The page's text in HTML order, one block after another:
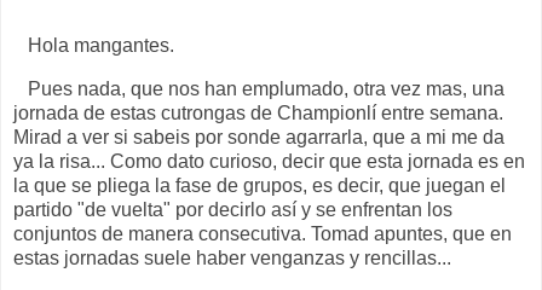
Hola mangantes.
Pues nada, que nos han emplumado, otra vez mas, una
jornada de estas cutrongas de Championlí entre semana.
Mirad a ver si sabeis por sonde agarrarla, que a mi me da
ya la risa... Como dato curioso, decir que esta jornada es en
la que se pliega la fase de grupos, es decir, que juegan el
partido "de vuelta" por decirlo así y se enfrentan los
conjuntos de manera consecutiva. Tomad apuntes, que en
estas jornadas suele haber venganzas y rencillas...